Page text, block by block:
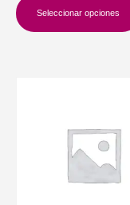
Seleccionar opciones